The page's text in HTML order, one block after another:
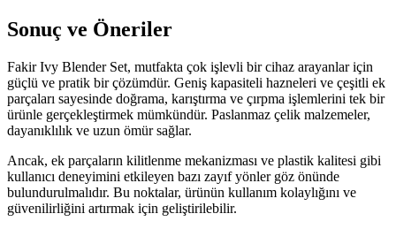
Sonuç ve Öneriler
Fakir Ivy Blender Set, mutfakta çok işlevli bir cihaz arayanlar için
güçlü ve pratik bir çözümdür. Geniş kapasiteli hazneleri ve çeşitli ek
parçaları sayesinde doğrama, karıştırma ve çırpma işlemlerini tek bir
ürünle gerçekleştirmek mümkündür. Paslanmaz çelik malzemeler,
dayanıklılık ve uzun ömür sağlar.
Ancak, ek parçaların kilitlenme mekanizması ve plastik kalitesi gibi
kullanıcı deneyimini etkileyen bazı zayıf yönler göz önünde
bulundurulmalıdır. Bu noktalar, ürünün kullanım kolaylığını ve
güvenilirliğini artırmak için geliştirilebilir.